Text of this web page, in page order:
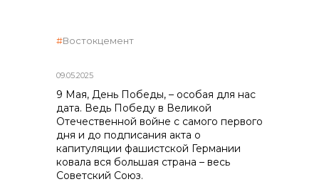
реализация неликвидов
контакты отдела закупок
09.05.2025
Востокцемент
9 Мая, День Победы, – особая для нас
дата. Ведь Победу в Великой
Отечественной войне с самого первого
дня и до подписания акта о
капитуляции фашистской Германии
ковала вся большая страна – весь
Советский Союз.